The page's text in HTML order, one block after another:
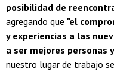
posibilidad de
agregando que "el
y experiencias a las
a ser mejores personas
nuestro lugar de trabajo